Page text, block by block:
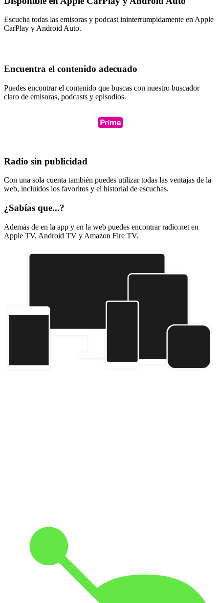
Escucha todas las emisoras y podcast ininterrumpidamente en Apple
CarPlay y Android Auto.
Encuentra el contenido adecuado
Puedes encontrar el contenido que buscas con nuestro buscador
claro de emisoras, podcasts y episodios.
Radio sin publicidad
Con una sola cuenta también puedes utilizar todas las ventajas de la
web, incluidos los favoritos y el historial de escuchas.
¿Sabías que...?
Además de en la app y en la web puedes encontrar radio.net en
Apple TV, Android TV y Amazon Fire TV.